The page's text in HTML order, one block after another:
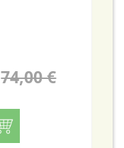
74,00 €